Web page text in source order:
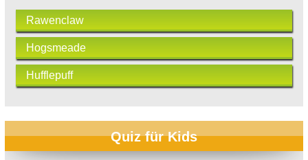
Rawenclaw
Hogsmeade
Hufflepuff
Quiz für Kids